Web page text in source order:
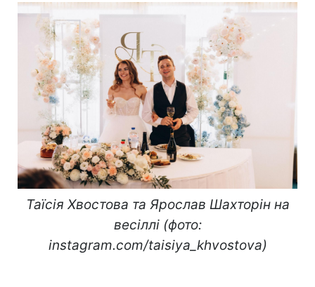
Таїсія Хвостова та Ярослав Шахторін на
весіллі (фото:
instagram.com/taisiya_khvostova)